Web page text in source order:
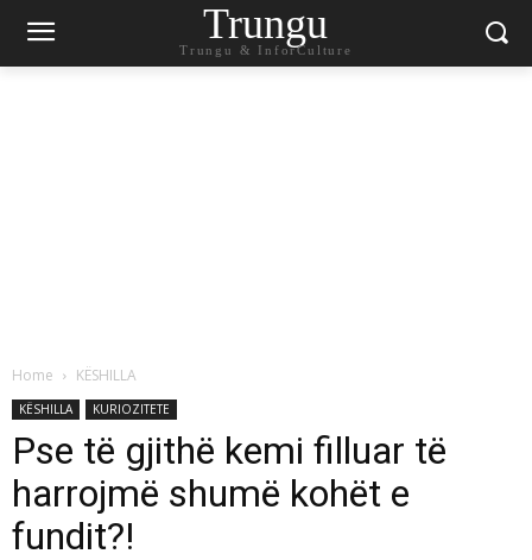
Trungu
Trungu & InforCulture
Home KËSHILLA
KËSHILLA KURIOZITETE
Pse të gjithë kemi filluar të
harrojmë shumë kohët e
fundit?!